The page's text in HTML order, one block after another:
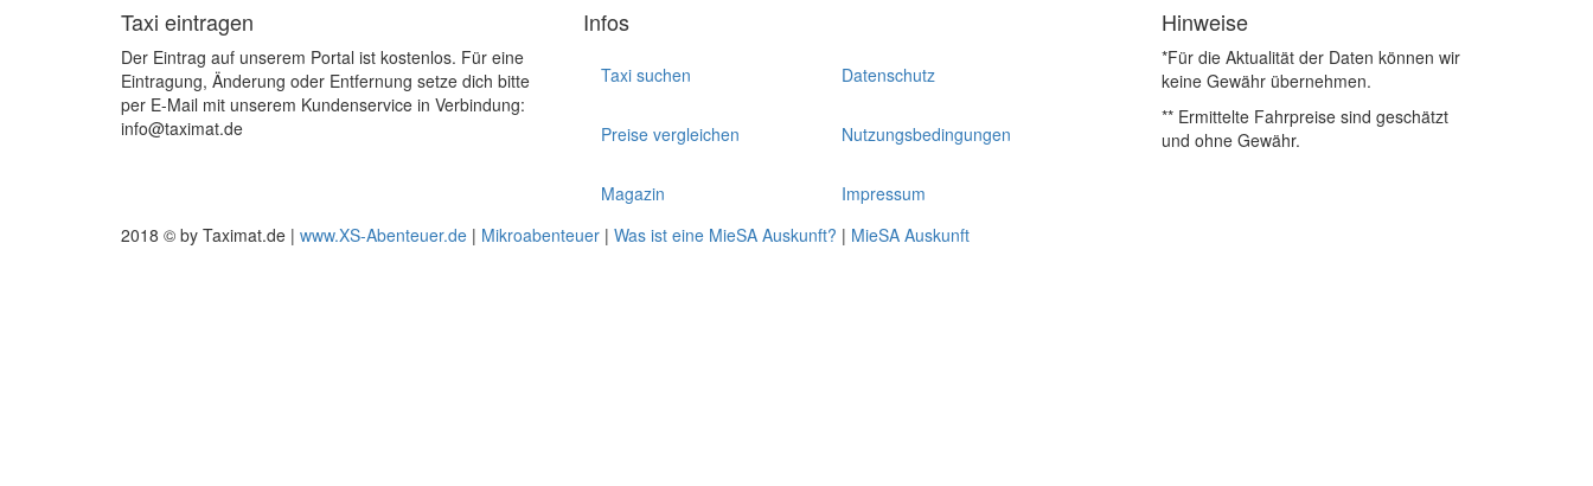
Taxi eintragen
Der Eintrag auf unserem Portal ist kostenlos. Für eine
Eintragung, Änderung oder Entfernung setze dich bitte
per E-Mail mit unserem Kundenservice in Verbindung:
info@taximat.de
Infos
Taxi suchen
Preise vergleichen
Magazin
Datenschutz
Nutzungsbedingungen
Impressum
Hinweise
*Für die Aktualität der Daten können wir
keine Gewähr übernehmen.
** Ermittelte Fahrpreise sind geschätzt
und ohne Gewähr.
2018 © by Taximat.de | www.XS-Abenteuer.de | Mikroabenteuer | Was ist eine MieSA Auskunft? | MieSA Auskunft